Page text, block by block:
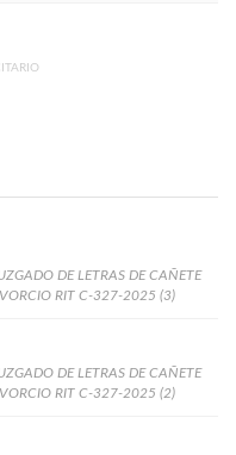
DE LETRAS DE CAÑETE
RIT C-327-2025 (3)
DE LETRAS DE CAÑETE
RIT C-327-2025 (2)